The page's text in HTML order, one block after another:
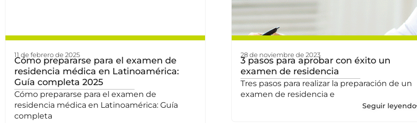
11 de febrero de 2025
Cómo prepararse para el examen de
residencia médica en Latinoamérica:
Guía completa 2025
Cómo prepararse para el examen de
residencia médica en Latinoamérica: Guía
completa
28 de noviembre de 2023
3 pasos para aprobar con éxito un
examen de residencia
Tres pasos para realizar la preparación de un
examen de residencia e
Seguir leyendo